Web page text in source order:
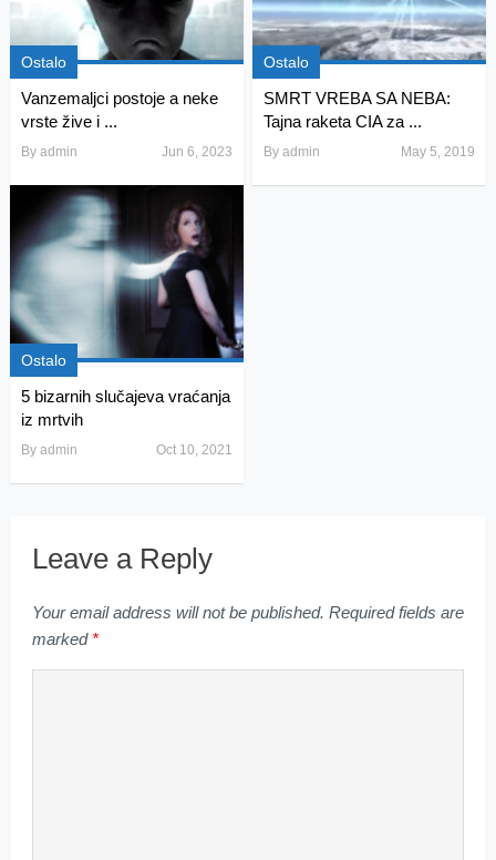
Ostalo
Vanzemaljci postoje a neke
vrste žive i ...
By admin Jun 6, 2023
Ostalo
SMRT VREBA SA NEBA:
Tajna raketa CIA za ...
Byadmin May 5, 2019
Ostalo
5 bizarnih slučajeva vraćanja
iz mrtvih
By admin Oct 10, 2021
Leave a Reply
Your email address will not be published. Required fields are
marked *